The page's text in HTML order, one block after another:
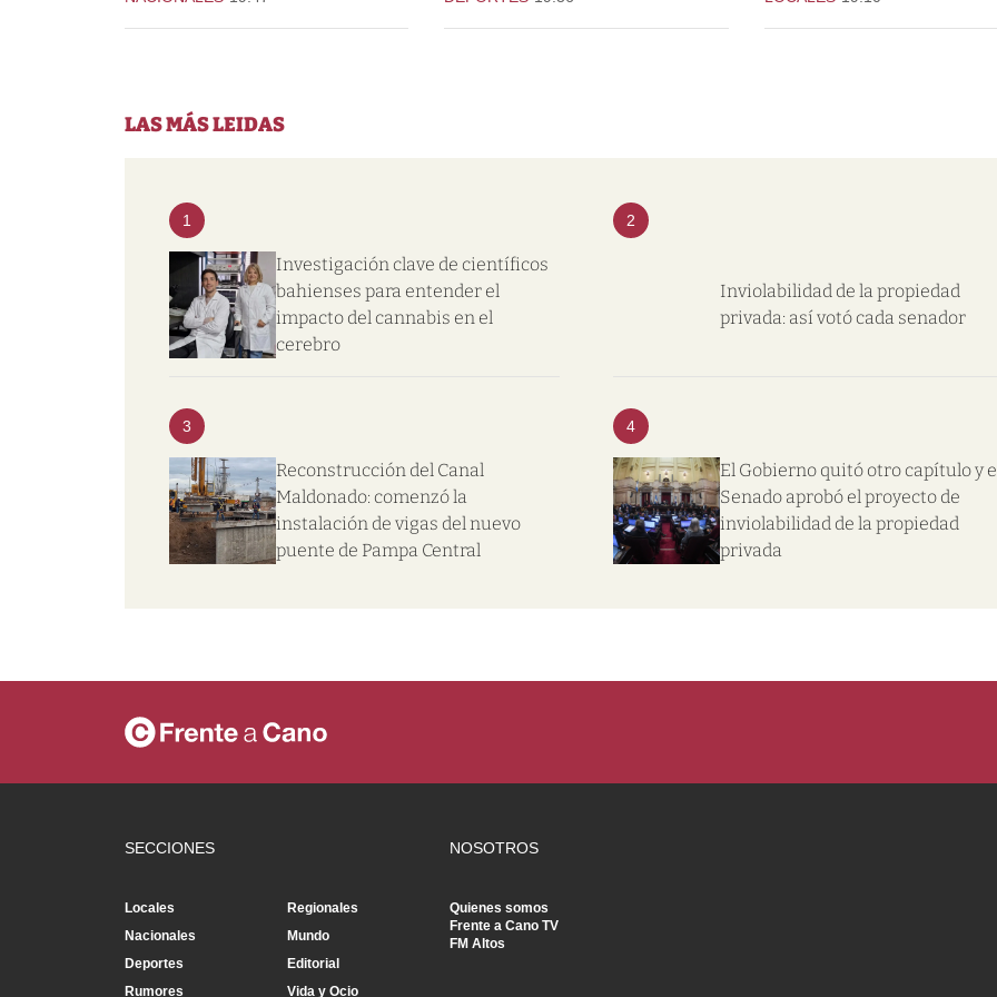
LAS MÁS LEIDAS
1
Investigación clave de científicos
bahienses para entender el
impacto del cannabis en el
cerebro
2
Inviolabilidad de la propiedad
privada: así votó cada senador
3
Reconstrucción del Canal
Maldonado: comenzó la
instalación de vigas del nuevo
puente de Pampa Central
4
El Gobierno quitó otro capítulo y
Senado aprobó el proyecto de
inviolabilidad de la propiedad
privada
SECCIONES
Locales
Regionales
Nacionales
Mundo
Deportes
Editorial
Rumores
Vida y Ocio
NOSOTROS
Quienes somos
Frente a Cano TV
FM Altos